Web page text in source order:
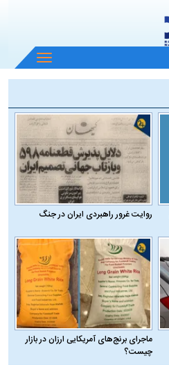
باز
و
منو
روایت غرور راهبردی ایران در جنگ
ماجرای برنج‌های آمریکایی ارزان در بازار
چیست؟